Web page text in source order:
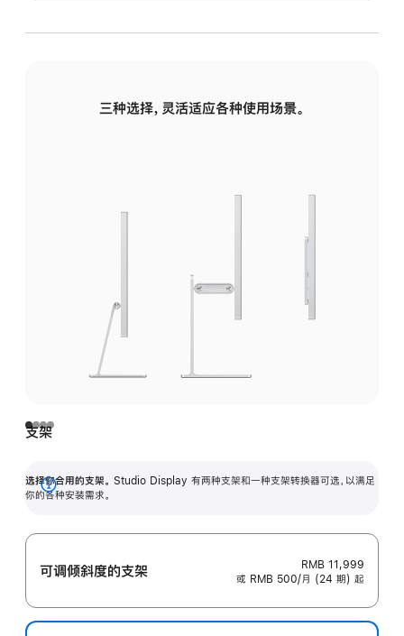
三种选择，灵活适应各种使用场景。
支架
选择你合用的支架。 Studio Display 有两种支架和一种支架转换器可选，以满足
你的各种安装需求。
展
可调倾斜度的支架
RMB 11,999
或 RMB 500/月 (24 期) 起